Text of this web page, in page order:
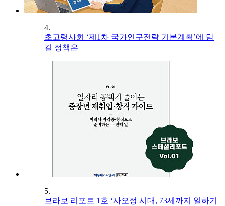
4.
초고령사회 ‘제1차 국가인구전략 기본계획’에 담
길 정책은
5.
브라보 리포트 1호 ‘사오정 시대, 73세까지 일하기